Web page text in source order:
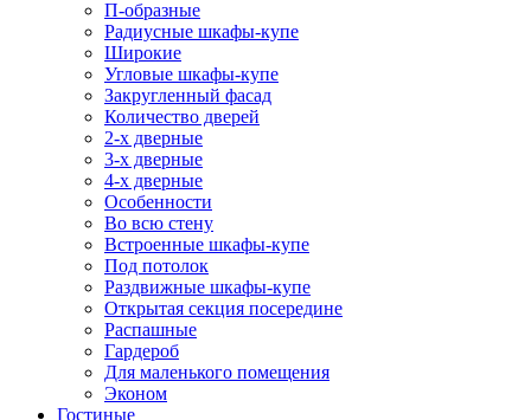
П-образные
Радиусные шкафы-купе
Широкие
Угловые шкафы-купе
Закругленный фасад
Количество дверей
2-х дверные
3-х дверные
4-х дверные
Особенности
Во всю стену
Встроенные шкафы-купе
Под потолок
Раздвижные шкафы-купе
Открытая секция посередине
Распашные
Гардероб
Для маленького помещения
Эконом
Гостиные